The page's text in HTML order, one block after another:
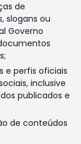
de
slogans ou
Governo
e perfis oficiais
inclusive
publicados e
de conteúdos